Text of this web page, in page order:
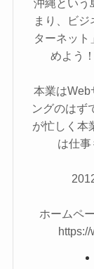
沖縄という
まり、ビ
ターネッ
めよう
本業はWeb
ングのはず
が忙しく本
は仕
ホームペ